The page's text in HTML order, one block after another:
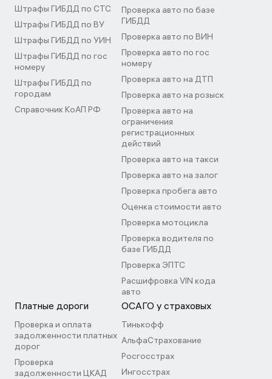
Штрафы ГИБДД по СТС
Штрафы ГИБДД по ВУ
Штрафы ГИБДД по УИН
Штрафы ГИБДД по гос
номеру
Штрафы ГИБДД по
городам
Справочник КоАП РФ
Проверка авто по базе
ГИБДД
Проверка авто по ВИН
Проверка авто по гос
номеру
Проверка авто на ДТП
Проверка авто на розыск
Проверка авто на
ограничения
регистрационных
действий
Проверка авто на такси
Проверка авто на залог
Проверка пробега авто
Оценка стоимости авто
Проверка мотоцикла
Проверка водителя по
базе ГИБДД
Проверка ЭПТС
Расшифровка VIN кода
авто
Платные дороги
Проверка и оплата
задолженности платных
дорог
Проверка
задолженности ЦКАД
ОСАГО у страховых
Тинькофф
АльфаСтрахование
Росгосстрах
Ингосстрах